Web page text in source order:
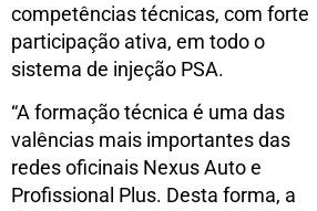
competências técnicas, com forte
participação ativa, em todo o
sistema de injeção PSA.
“A formação técnica é uma das
valências mais importantes das
redes oficinais Nexus Auto e
Profissional Plus. Desta forma, a